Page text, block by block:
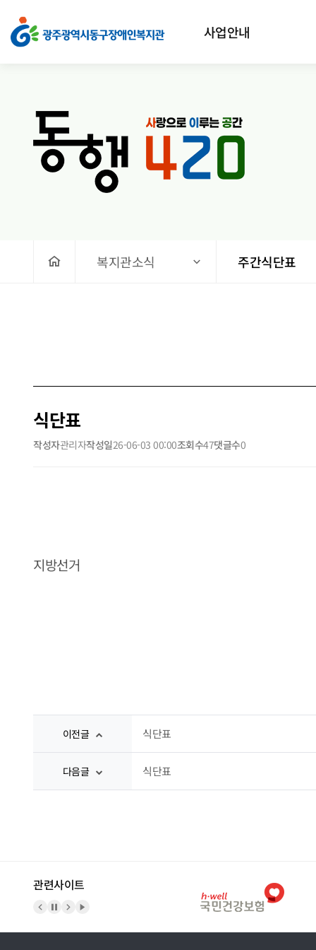
사업안내
처음으로복지관소식 주간식단표
식단표
작성자관리자작성일26-06-03 00:00조회수47댓글수0
지방선거
이전글 식단표
다음글 식단표
관련사이트
이전 배너
배너 정지
다음 배너
배너 재생